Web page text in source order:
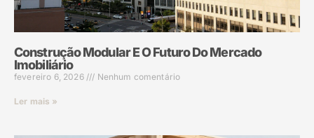
Construção Modular E O Futuro Do Mercado
Imobiliário
fevereiro 6, 2026 Nenhum comentário
Ler mais »